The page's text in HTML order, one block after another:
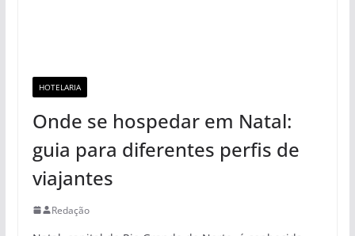
HOTELARIA
Onde se hospedar em Natal:
guia para diferentes perfis de
viajantes
Redação